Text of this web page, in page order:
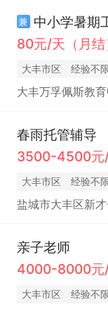
兼 中小学暑期
80元/天（月结
大丰市区 经验不
大丰万孚佩斯教
春雨托管辅导
3500-4500元
大丰市区 经验不
盐城市大丰区新
亲子老师
4000-8000元
大丰市区 经验不